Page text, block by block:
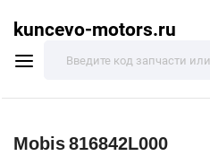
kuncevo-motors.ru
Mobis816842L000